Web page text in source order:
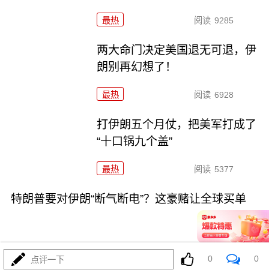
最热 阅读 9285
两大命门决定美国退无可退，伊
朗别再幻想了！
最热 阅读 6928
打伊朗五个月仗，把美军打成了
“十口锅九个盖”
最热 阅读 5377
特朗普要对伊朗“断气断电”？这豪赌让全球买单
点评一下 0 0